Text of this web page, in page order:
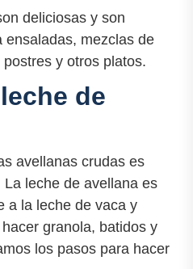
deliciosas y son
ensaladas, mezclas de
y otros platos.
de
avellanas crudas es
leche de avellana es
a la leche de vaca y
granola, batidos y
los pasos para hacer